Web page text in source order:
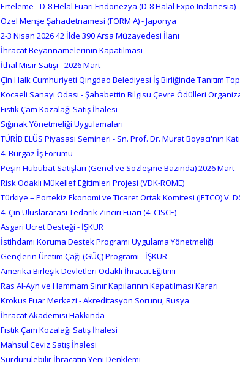
Erteleme - D-8 Helal Fuarı Endonezya (D-8 Halal Expo Indonesia)
Özel Menşe Şahadetnamesi (FORM A) - Japonya
2-3 Nisan 2026 42 İlde 390 Arsa Müzayedesi İlanı
İhracat Beyannamelerinin Kapatılması
İthal Mısır Satışı - 2026 Mart
Çin Halk Cumhuriyeti Qıngdao Belediyesi İş Birliğinde Tanıtım
Kocaeli Sanayi Odası - Şahabettin Bilgisu Çevre Ödülleri
Fıstık Çam Kozalağı Satış İhalesi
Sığınak Yönetmeliği Uygulamaları
TÜRİB ELÜS Piyasası Semineri - Sn. Prof. Dr. Murat Boyacı'nın
4. Burgaz İş Forumu
Peşin Hububat Satışları (Genel ve Sözleşme Bazında) 2026 Mart -
Risk Odaklı Mükellef Eğitimleri Projesi (VDK-ROME)
Türkiye – Portekiz Ekonomi ve Ticaret Ortak Komitesi (JETCO) V.
4. Çin Uluslararası Tedarik Zinciri Fuarı (4. CISCE)
Asgari Ücret Desteği - İŞKUR
İstihdamı Koruma Destek Programı Uygulama Yönetmeliği
Gençlerin Üretim Çağı (GÜÇ) Programı - İŞKUR
Amerika Birleşik Devletleri Odaklı İhracat Eğitimi
Ras Al-Ayn ve Hammam Sınır Kapılarının Kapatılması Kararı
Krokus Fuar Merkezi - Akreditasyon Sorunu, Rusya
İhracat Akademisi Hakkında
Fıstık Çam Kozalağı Satış İhalesi
Mahsul Ceviz Satış İhalesi
Sürdürülebilir İhracatın Yeni Denklemi